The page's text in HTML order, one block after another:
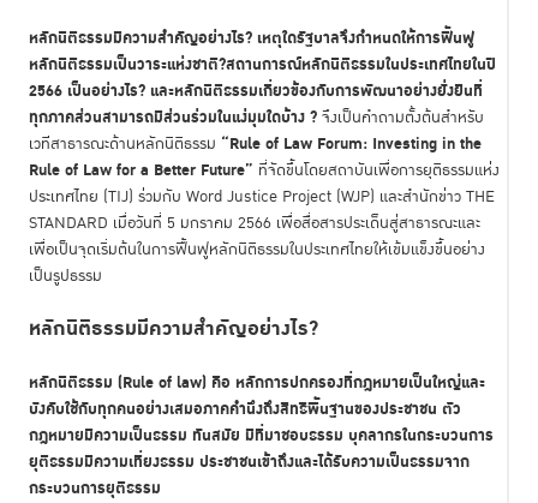
หลักนิติธรรมมีความสำคัญอย่างไร? เหตุใดรัฐบาลจึงกำหนดให้การฟื้นฟู
หลักนิติธรรมเป็นวาระแห่งชาติ?สถานการณ์หลักนิติธรรมในประเทศไทยในปี
2566 เป็นอย่างไร? และหลักนิติธรรมเกี่ยวข้องกับการพัฒนาอย่างยั่งยืนที่
ทุกภาคส่วนสามารถมีส่วนร่วมในแง่มุมใดบ้าง ? จึงเป็นคำถามตั้งต้นสำหรับ
เวทีสาธารณะด้านหลักนิติธรรม “Rule of Law Forum: Investing in the
Rule of Law for a Better Future” ที่จัดขึ้นโดยสถาบันเพื่อการยุติธรรมแห่ง
ประเทศไทย (TIJ) ร่วมกับ Word Justice Project (WJP) และสำนักข่าว THE
STANDARD เมื่อวันที่ 5 มกราคม 2566 เพื่อสื่อสารประเด็นสู่สาธารณะและ
เพื่อเป็นจุดเริ่มต้นในการฟื้นฟูหลักนิติธรรมในประเทศไทยให้เข้มแข็งขึ้นอย่าง
เป็นรูปธรรม
หลักนิติธรรมมีความสำคัญอย่างไร?
หลักนิติธรรม (Rule of law) คือ หลักการปกครองที่กฎหมายเป็นใหญ่และ
บังคับใช้กับทุกคนอย่างเสมอภาคคำนึงถึงสิทธิพื้นฐานของประชาชน ตัว
กฎหมายมีความเป็นธรรม ทันสมัย มีที่มาชอบธรรม บุคลากรในกระบวนการ
ยุติธรรมมีความเที่ยงธรรม ประชาชนเข้าถึงและได้รับความเป็นธรรมจาก
กระบวนการยุติธรรม